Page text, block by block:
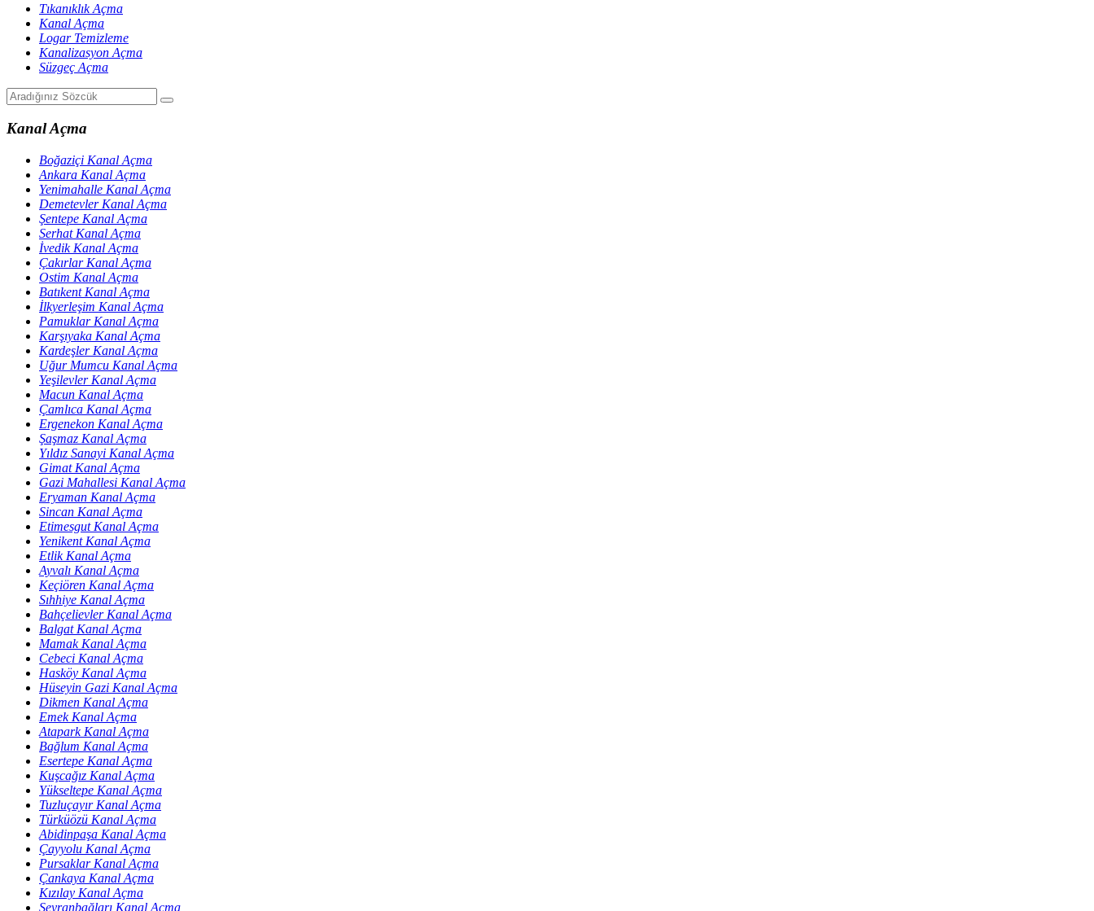
Tıkanıklık Açma
Kanal Açma
Logar Temizleme
Kanalizasyon Açma
Süzgeç Açma
Kanal Açma
Boğaziçi Kanal Açma
Ankara Kanal Açma
Yenimahalle Kanal Açma
Demetevler Kanal Açma
Şentepe Kanal Açma
Serhat Kanal Açma
İvedik Kanal Açma
Çakırlar Kanal Açma
Ostim Kanal Açma
Batıkent Kanal Açma
İlkyerleşim Kanal Açma
Pamuklar Kanal Açma
Karşıyaka Kanal Açma
Kardeşler Kanal Açma
Uğur Mumcu Kanal Açma
Yeşilevler Kanal Açma
Macun Kanal Açma
Çamlıca Kanal Açma
Ergenekon Kanal Açma
Şaşmaz Kanal Açma
Yıldız Sanayi Kanal Açma
Gimat Kanal Açma
Gazi Mahallesi Kanal Açma
Eryaman Kanal Açma
Sincan Kanal Açma
Etimesgut Kanal Açma
Yenikent Kanal Açma
Etlik Kanal Açma
Ayvalı Kanal Açma
Keçiören Kanal Açma
Sıhhiye Kanal Açma
Bahçelievler Kanal Açma
Balgat Kanal Açma
Mamak Kanal Açma
Cebeci Kanal Açma
Hasköy Kanal Açma
Hüseyin Gazi Kanal Açma
Dikmen Kanal Açma
Emek Kanal Açma
Atapark Kanal Açma
Bağlum Kanal Açma
Esertepe Kanal Açma
Kuşcağız Kanal Açma
Yükseltepe Kanal Açma
Tuzluçayır Kanal Açma
Türküözü Kanal Açma
Abidinpaşa Kanal Açma
Çayyolu Kanal Açma
Pursaklar Kanal Açma
Çankaya Kanal Açma
Kızılay Kanal Açma
Seyranbağları Kanal Açma